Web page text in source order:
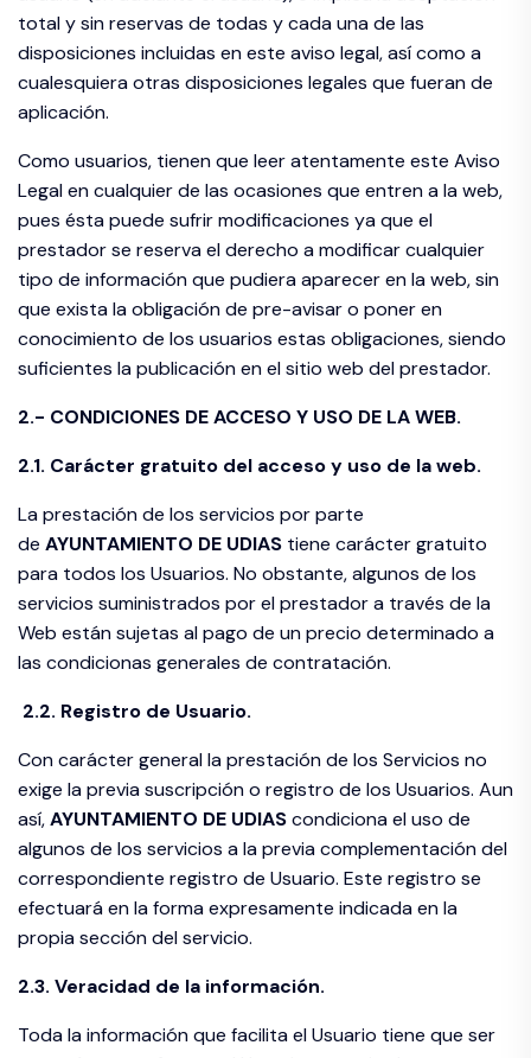
total y sin reservas de todas y cada una de las
disposiciones incluidas en este aviso legal, así como a
cualesquiera otras disposiciones legales que fueran de
aplicación.
Como usuarios, tienen que leer atentamente este Aviso
Legal en cualquier de las ocasiones que entren a la web,
pues ésta puede sufrir modificaciones ya que el
prestador se reserva el derecho a modificar cualquier
tipo de información que pudiera aparecer en la web, sin
que exista la obligación de pre-avisar o poner en
conocimiento de los usuarios estas obligaciones, siendo
suficientes la publicación en el sitio web del prestador.
2.- CONDICIONES DE ACCESO Y USO DE LA WEB.
2.1. Carácter gratuito del acceso y uso de la web.
La prestación de los servicios por parte
de AYUNTAMIENTO DE UDIAS tiene carácter gratuito
para todos los Usuarios. No obstante, algunos de los
servicios suministrados por el prestador a través de la
Web están sujetas al pago de un precio determinado a
las condicionas generales de contratación.
2.2. Registro de Usuario.
Con carácter general la prestación de los Servicios no
exige la previa suscripción o registro de los Usuarios. Aun
así,AYUNTAMIENTO DE UDIAScondiciona el uso de
algunos de los servicios a la previa complementación del
correspondiente registro de Usuario. Este registro se
efectuará en la forma expresamente indicada en la
propia sección del servicio.
2.3. Veracidad de la información.
Toda la información que facilita el Usuario tiene que ser